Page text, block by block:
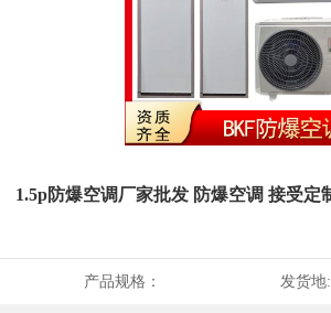
1.5p防爆空调厂家批发 防爆空调 接受定
产品规格： 发货地: